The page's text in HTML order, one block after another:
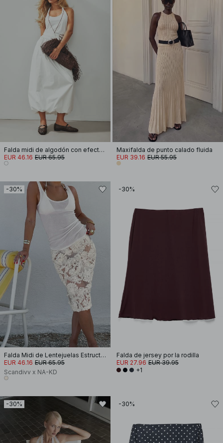
Falda midi de algodón con efecto pompita
EUR 46.16 EUR 65.95
Maxifalda de punto calado fluida
EUR 39.16 EUR 55.95
-30%
Falda Midi de Lentejuelas Estructurada
EUR 46.16 EUR 65.95
Scandivv x NA-KD
-30%
Falda de jersey por la rodilla
EUR 27.96 EUR 39.95
+1
-30% -30%